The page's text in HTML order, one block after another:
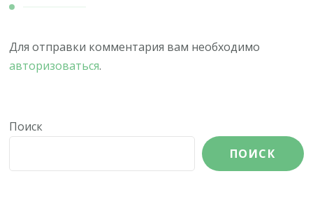
Для отправки комментария вам необходимо
авторизоваться.
Поиск
ПОИСК